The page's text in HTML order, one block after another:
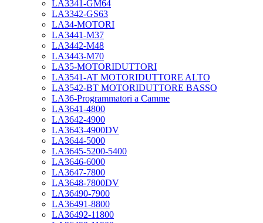
LA3341-GM64
LA3342-GS63
LA34-MOTORI
LA3441-M37
LA3442-M48
LA3443-M70
LA35-MOTORIDUTTORI
LA3541-AT MOTORIDUTTORE ALTO
LA3542-BT MOTORIDUTTORE BASSO
LA36-Programmatori a Camme
LA3641-4800
LA3642-4900
LA3643-4900DV
LA3644-5000
LA3645-5200-5400
LA3646-6000
LA3647-7800
LA3648-7800DV
LA36490-7900
LA36491-8800
LA36492-11800